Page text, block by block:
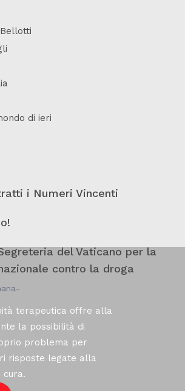
di ieri
i Numeri Vincenti
del Vaticano per la
contro la droga
terapeutica offre alla
la possibilità di
problema per
risposte legate alla
cura.